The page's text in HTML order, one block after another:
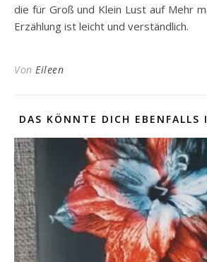
die für Groß und Klein Lust auf Mehr
Erzählung ist leicht und verständlich.
Von Eileen
DAS KÖNNTE DICH EBENFALLS